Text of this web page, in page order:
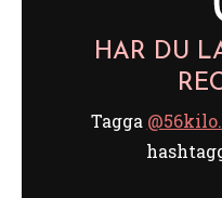
HAR DU
Tagga